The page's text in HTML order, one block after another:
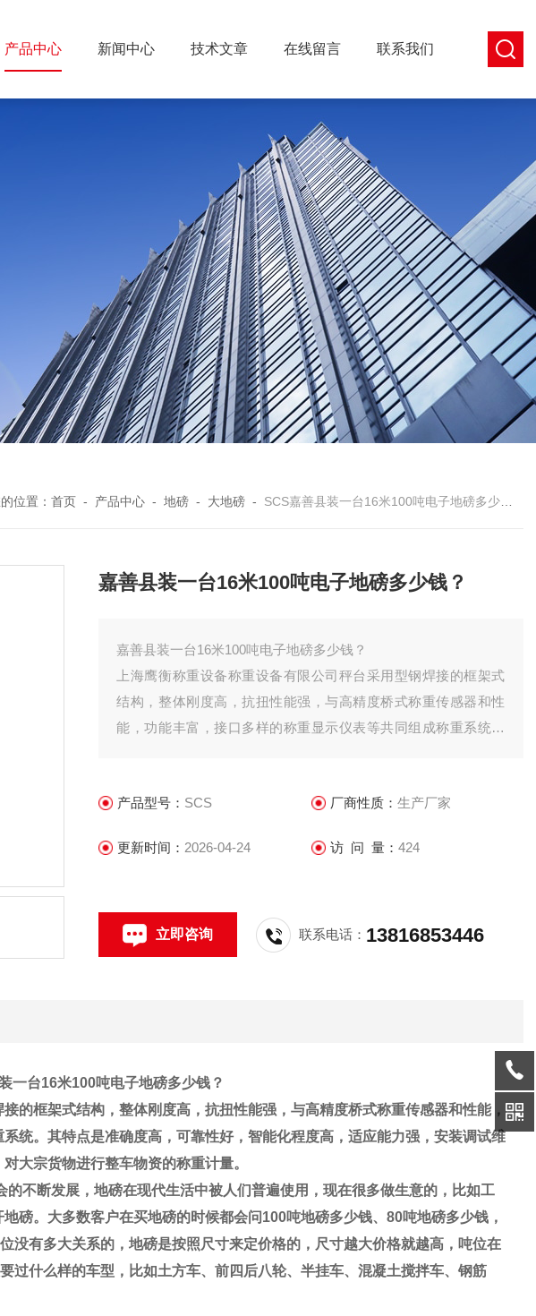
产品中心 新闻中心 技术文章 在线留言 联系我们
位置：首页 - 产品中心 -地磅 - 大地磅 - SCS嘉善县装一台16米100吨电子地磅多少钱？
嘉善县装一台16米100吨电子地磅多少钱？
嘉善县装一台16米100吨电子地磅多少钱？
上海鹰衡称重设备称重设备有限公司秤台采用型钢焊接的框架式
结构，整体刚度高，抗扭性能强，与高精度桥式称重传感器和性
能，功能丰富，接口多样的称重显示仪表等共同组成称重系统。
大宗货物进行整车物资的称重计量。
产品型号： SCS 厂商性质： 生产厂家
更新时间： 2026-04-24 访 问 量： 424
立即咨询 联系电话： 13816853446
一台16米100吨电子地磅多少钱？
的框架式结构，整体刚度高，抗扭性能强，与高精度桥式称重传感器和性能，
统。其特点是准确度高，可靠性好，智能化程度高，适应能力强，安装调试维
大宗货物进行整车物资的称重计量。
不断发展，地磅在现代生活中被人们普遍使用，现在很多做生意的，比如工
磅。大多数客户在买地磅的时候都会问100吨地磅多少钱、 80吨地磅多少钱，
没有多大关系的，地磅是按照尺寸来定价格的，尺寸越大价格就越高，吨位在
过什么样的车型，比如土方车、前四后八轮、半挂车、混凝土搅拌车、钢筋